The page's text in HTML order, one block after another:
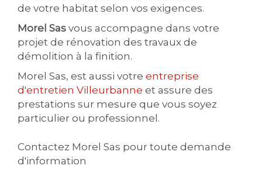
de votre habitat selon vos exigences.
Morel Sas vous accompagne dans votre
projet de rénovation des travaux de
démolition à la finition.
Morel Sas, est aussi votre entreprise
d'entretien Villeurbanne et assure des
prestations sur mesure que vous soyez
particulier ou professionnel.
Contactez Morel Sas pour toute demande
d'information